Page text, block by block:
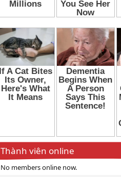
Thành viên online
No members online now.